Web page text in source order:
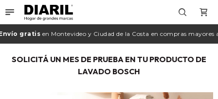

gratis en Montevideo y Ciudad de laCosta en compras mayores a
SOLICITÁ UN MES DE PRUEBA EN TU PRODUCTO DE
LAVADO BOSCH